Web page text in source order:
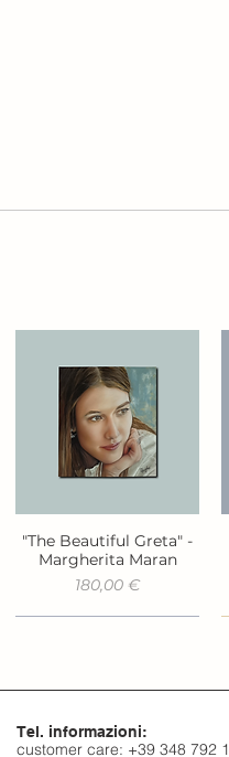
Vista rapida
"The Beautiful Greta" -
Margherita Maran
Prezzo
180,00 €
Tel. informazioni:
customer care: +39 348 792